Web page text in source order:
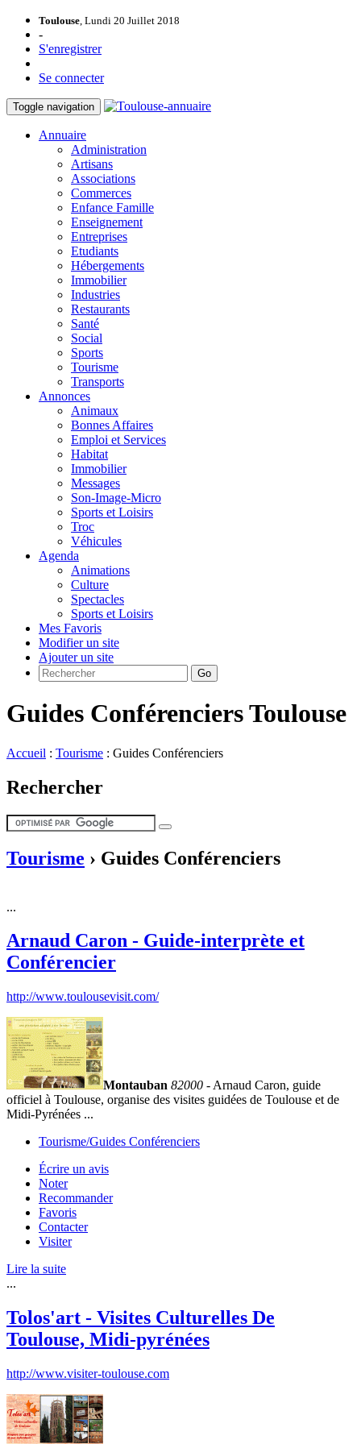
Toulouse, Lundi 20 Juillet 2018
-
S'enregistrer
Se connecter
Toggle navigation
Annuaire
Administration
Artisans
Associations
Commerces
Enfance Famille
Enseignement
Entreprises
Etudiants
Hébergements
Immobilier
Industries
Restaurants
Santé
Social
Sports
Tourisme
Transports
Annonces
Animaux
Bonnes Affaires
Emploi et Services
Habitat
Immobilier
Messages
Son-Image-Micro
Sports et Loisirs
Troc
Véhicules
Agenda
Animations
Culture
Spectacles
Sports et Loisirs
Mes Favoris
Modifier un site
Ajouter un site
Go
Guides Conférenciers Toulouse
Accueil : Tourisme : Guides Conférenciers
Rechercher
Tourisme › Guides Conférenciers
...
Arnaud Caron - Guide-interprète et
Conférencier
http://www.toulousevisit.com/
Montauban 82000 - Arnaud Caron, guide
officiel à Toulouse, organise des visites guidées de Toulouse et de
Midi-Pyrénées ...
Tourisme/Guides Conférenciers
Écrire un avis
Noter
Recommander
Favoris
Contacter
Visiter
Lire la suite
...
Tolos'art - Visites Culturelles De
Toulouse, Midi-pyrénées
http://www.visiter-toulouse.com